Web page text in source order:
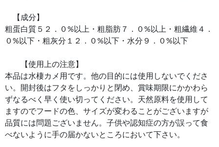
【成分】
粗蛋白質５２．０%以上・粗脂肪７．０%以上・粗繊維４．
０%以下・粗灰分１２．０%以下・水分９．０%以下
【使用上の注意】
本品は水棲カメ用です。他の目的には使用しないでくださ
い。開封後はフタをしっかりと閉め、賞味期限にかかわら
ずなるべく早く使い切ってください。天然原料を使用して
ますのでフードの色、サイズが変わることがございますが
品質には問題ございません。子供や認知症の方が誤って食
べないように手の届かないところにおいて下さい。